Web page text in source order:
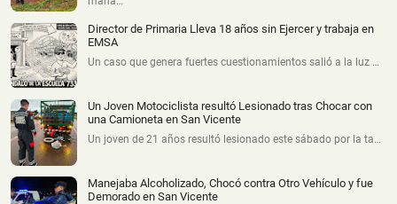
Director de Primaria Lleva 18 años sin Ejercer y trabaja en
EMSA
Un caso que genera fuertes cuestionamientos salió a la luz …
Un Joven Motociclista resultó Lesionado tras Chocar con
una Camioneta en San Vicente
Un joven de 21 años resultó lesionado este sábado por la ta…
Manejaba Alcoholizado, Chocó contra Otro Vehículo y fue
Demorado en San Vicente